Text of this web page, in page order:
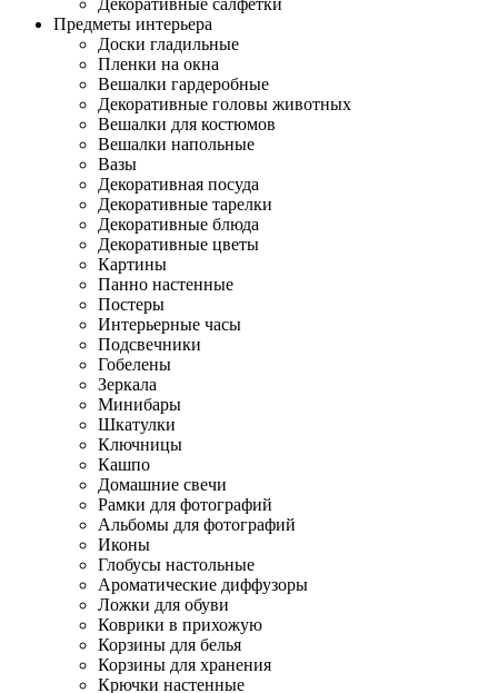
Декоративные салфетки
Предметы интерьера
Доски гладильные
Пленки на окна
Вешалки гардеробные
Декоративные головы животных
Вешалки для костюмов
Вешалки напольные
Вазы
Декоративная посуда
Декоративные тарелки
Декоративные блюда
Декоративные цветы
Картины
Панно настенные
Постеры
Интерьерные часы
Подсвечники
Гобелены
Зеркала
Минибары
Шкатулки
Ключницы
Кашпо
Домашние свечи
Рамки для фотографий
Альбомы для фотографий
Иконы
Глобусы настольные
Ароматические диффузоры
Ложки для обуви
Коврики в прихожую
Корзины для белья
Корзины для хранения
Крючки настенные